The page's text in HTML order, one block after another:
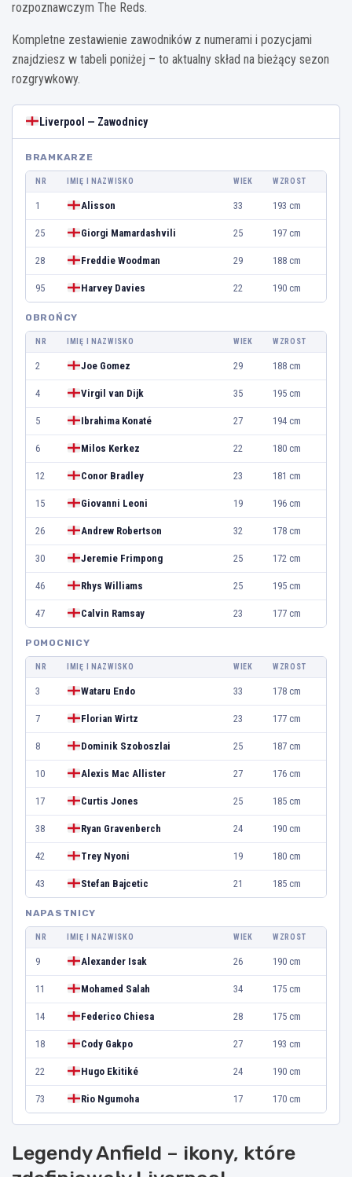
rozpoznawczym The Reds.
Kompletne zestawienie zawodników z numerami i pozycjami
znajdziesz w tabeli poniżej – to aktualny skład na bieżący sezon
rozgrywkowy.
Liverpool — Zawodnicy
BRAMKARZE
NR IMIĘ I NAZWISKO WIEK WZROST
1 Alisson 33 193 cm
25 Giorgi Mamardashvili 25 197 cm
28 Freddie Woodman 29 188 cm
95 Harvey Davies 22 190 cm
OBROŃCY
NR IMIĘ I NAZWISKO WIEK WZROST
2 Joe Gomez 29 188 cm
4 Virgil van Dijk 35 195 cm
5 Ibrahima Konaté 27 194 cm
6 Milos Kerkez 22 180 cm
12 Conor Bradley 23 181 cm
15 Giovanni Leoni 19 196 cm
26 Andrew Robertson 32 178 cm
30 Jeremie Frimpong 25 172 cm
46 Rhys Williams 25 195 cm
47 Calvin Ramsay 23 177 cm
POMOCNICY
NR IMIĘ I NAZWISKO WIEK WZROST
3 Wataru Endo 33 178 cm
7 Florian Wirtz 23 177 cm
8 Dominik Szoboszlai 25 187 cm
10 Alexis Mac Allister 27 176 cm
17 Curtis Jones 25 185 cm
38 Ryan Gravenberch 24 190 cm
42 Trey Nyoni 19 180 cm
43 Stefan Bajcetic 21 185 cm
NAPASTNICY
NR IMIĘ I NAZWISKO WIEK WZROST
9 Alexander Isak 26 190 cm
11 Mohamed Salah 34 175 cm
14 Federico Chiesa 28 175 cm
18 Cody Gakpo 27 193 cm
22 Hugo Ekitiké 24 190 cm
73 Rio Ngumoha 17 170 cm
Legendy Anfield – ikony, które